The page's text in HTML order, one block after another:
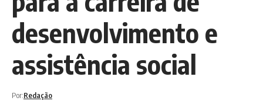
desenvolvimento e
assistência social
Por:Redação